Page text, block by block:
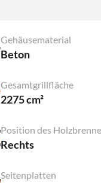
Gehäusematerial
Beton
Gesamtgrillfläche
2275 cm²
Position des
Rechts
Seitenplatten